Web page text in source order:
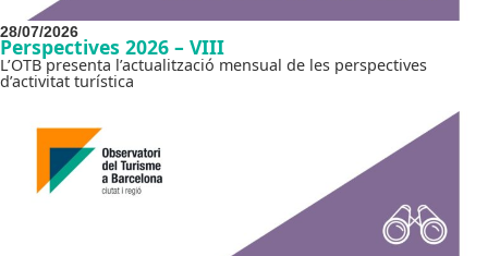
28/07/2026
Perspectives 2026 – VIII
L’OTB presenta l’actualització mensual de les perspectives
d’activitat turística